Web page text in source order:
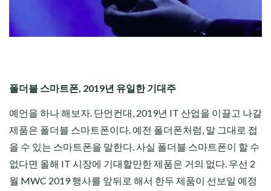
폴더블 스마트폰, 2019년 유일한 기대주
예언을 하나 해보자. 단언컨대, 2019년 IT 산업을 이끌고 나갈
제품은 폴더블 스마트폰이다. 예전 폴더폰처럼, 말 그대로 접
을 수 있는 스마트폰을 말한다. 사실 폴더블 스마트폰이 할 수
없다면 올해 IT 시장에 기대할만한 제품은 거의 없다. 우선 2
월 MWC 2019 행사를 앞뒤로 해서 한두 제품이 선보일 예정